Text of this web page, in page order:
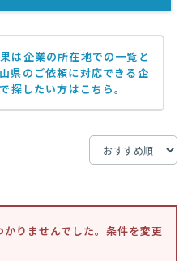
は企業の所在地での一覧と
県のご依頼に対応できる企
探したい方はこちら。
りませんでした。条件を変更